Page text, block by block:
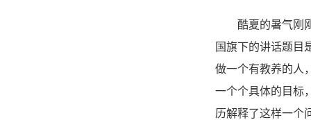
酷夏的暑气刚刚
国旗下的讲话题目
做一个有教养的人
一个个具体的目标
历解释了这样一个